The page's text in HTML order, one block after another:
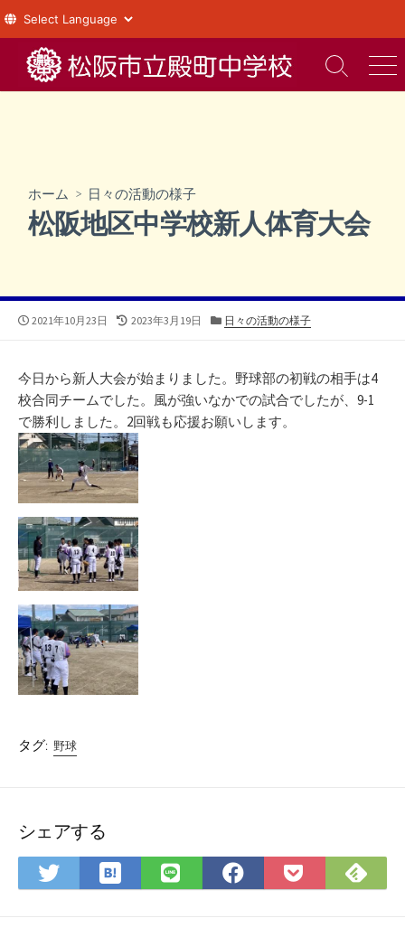
テ
検
索
メ
ニ
ホーム > 日々の活動の様子
松阪地区中学校新人体育大会
公
2021年10月23日
最
新
日
2023年3月19日
カ
ー
日々の活動の様子
今日から新人大会が始まりました。野球部の初戦の相手は4
校合同チームでした。風が強いなかでの試合でしたが、9-1
で勝利しました。2回戦も応援お願いします。
タグ: 野球
シェアする
Twitter
で
は
て
LINE
で
Facebook
で
Pocket
に
で